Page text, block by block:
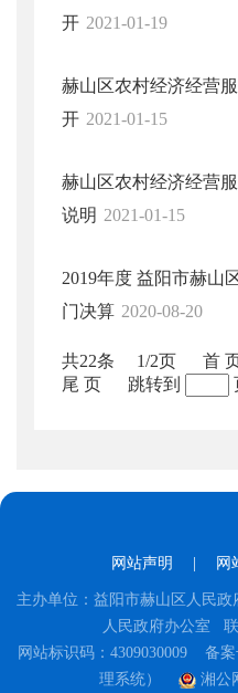
开 2021-01-19
赫山区农村经济经营
开 2021-01-15
赫山区农村经济经营
说明 2021-01-15
2019年度 益阳市赫山
门决算 2020-08-20
共22条 1/2页 首
尾 页
跳转到
网站声明 网
主办单位：益阳市赫山区人民
人民政府办公室 联
网站标识码：4309030009 备案
理系统）
湘公